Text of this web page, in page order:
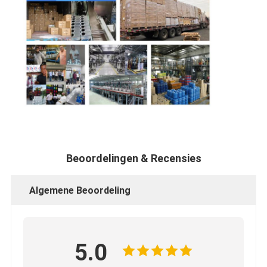
Beoordelingen & Recensies
Algemene Beoordeling
5.0